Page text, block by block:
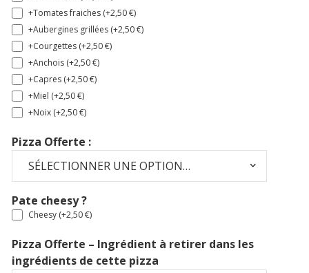
+Tomates fraiches (+2,50€)
+Aubergines grillées (+2,50€)
+Courgettes (+2,50€)
+Anchois (+2,50€)
+Capres (+2,50€)
+Miel (+2,50€)
+Noix (+2,50€)
Pizza Offerte :
Pate cheesy ?
Cheesy (+2,50€)
Pizza Offerte – Ingrédient à retirer dans les
ingrédients de cette pizza